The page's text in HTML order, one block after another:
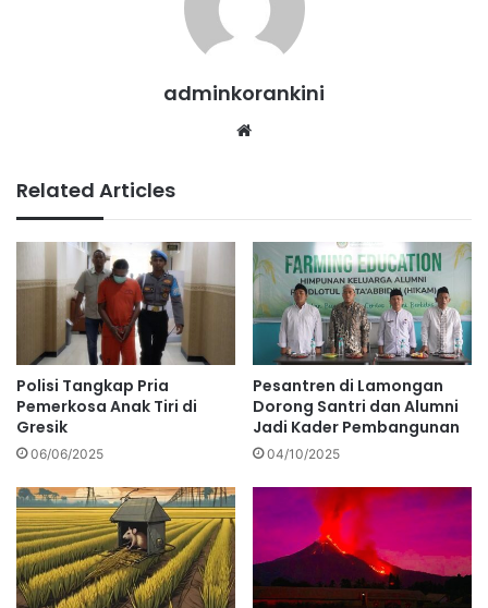
adminkorankini
Related Articles
Polisi Tangkap Pria
Pemerkosa Anak Tiri di
Gresik
06/06/2025
Pesantren di Lamongan
Dorong Santri dan Alumni
Jadi Kader Pembangunan
04/10/2025